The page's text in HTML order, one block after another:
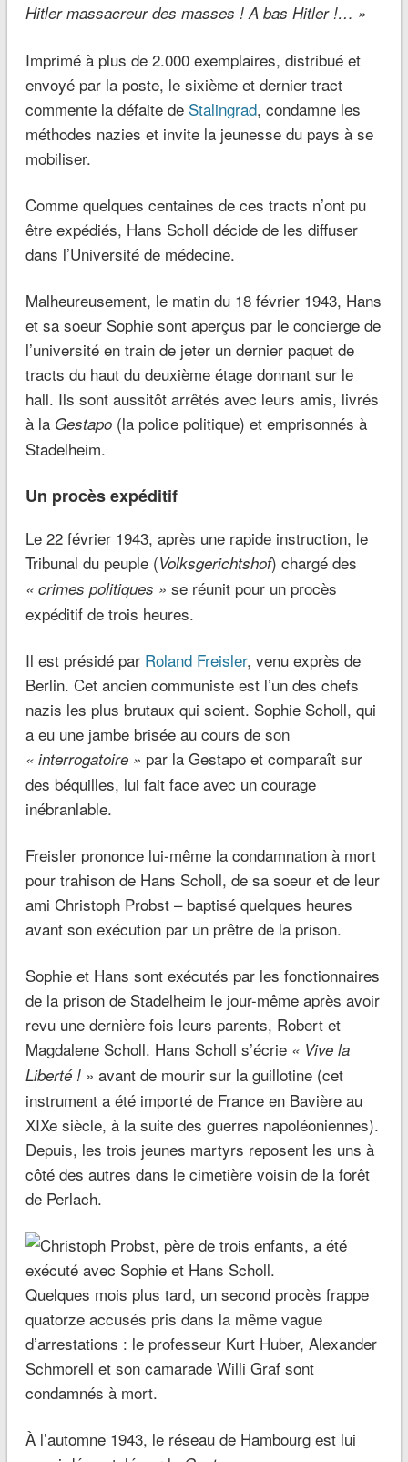
Hitler massacreur des masses ! A bas Hitler !… »
Imprimé à plus de 2.000 exemplaires, distribué et
envoyé par la poste, le sixième et dernier tract
commente la défaite de Stalingrad, condamne les
méthodes nazies et invite la jeunesse du pays à se
mobiliser.
Comme quelques centaines de ces tracts n’ont pu
être expédiés, Hans Scholl décide de les diffuser
dans l’Université de médecine.
Malheureusement, le matin du 18 février 1943, Hans
et sa soeur Sophie sont aperçus par le concierge de
l’université en train de jeter un dernier paquet de
tracts du haut du deuxième étage donnant sur le
hall. Ils sont aussitôt arrêtés avec leurs amis, livrés
à la Gestapo(la police politique) et emprisonnés à
Stadelheim.
Un procèsexpéditif
Le 22 février 1943, après une rapide instruction, le
Tribunal du peuple (Volksgerichtshof) chargé des
« crimes politiques » se réunit pour un procès
expéditif de trois heures.
Il est présidé par Roland Freisler, venu exprès de
Berlin. Cet ancien communiste est l’un des chefs
nazis les plus brutaux qui soient. Sophie Scholl, qui
a eu une jambe brisée au cours de son
« interrogatoire » par la Gestapo et comparaît sur
des béquilles, lui fait face avec un courage
inébranlable.
Freisler prononce lui-même la condamnation à mort
pour trahison de Hans Scholl, de sa soeur et de leur
ami Christoph Probst – baptisé quelques heures
avant son exécution par un prêtre de la prison.
Sophie et Hans sont exécutés par les fonctionnaires
de la prison de Stadelheim le jour-même après avoir
revu une dernière fois leurs parents, Robert et
Magdalene Scholl. Hans Scholl s’écrie « Vive la
Liberté ! » avant de mourir sur la guillotine (cet
instrument a été importé de France en Bavière au
XIXe siècle, à la suite des guerres napoléoniennes).
Depuis, les trois jeunes martyrs reposent les uns à
côté des autres dans le cimetière voisin de la forêt
de Perlach.
Quelques mois plus tard, un second procès frappe
quatorze accusés pris dans la même vague
d’arrestations : le professeur Kurt Huber, Alexander
Schmorell et son camarade Willi Graf sont
condamnés à mort.
À l’automne 1943, le réseau de Hambourg est lui